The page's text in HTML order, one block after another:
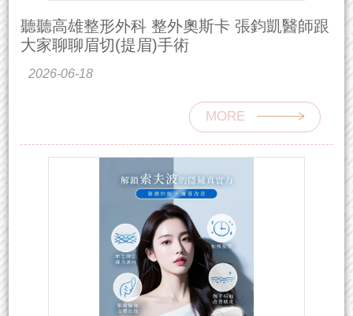
聽聽高雄整形外科 整外奧斯卡 張鈞凱醫師跟
大家聊聊眉切(提眉)手術
2026-06-18
MORE